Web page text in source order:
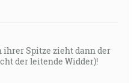
ihrer Spitze zieht dann der
der leitende Widder)!